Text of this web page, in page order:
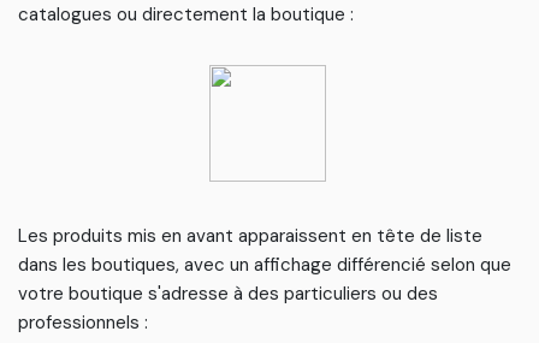
catalogues ou directement la boutique :
Les produits mis en avant apparaissent en tête de liste
dans les boutiques, avec un affichage différencié selon que
votre boutique s'adresse à des particuliers ou des
professionnels :